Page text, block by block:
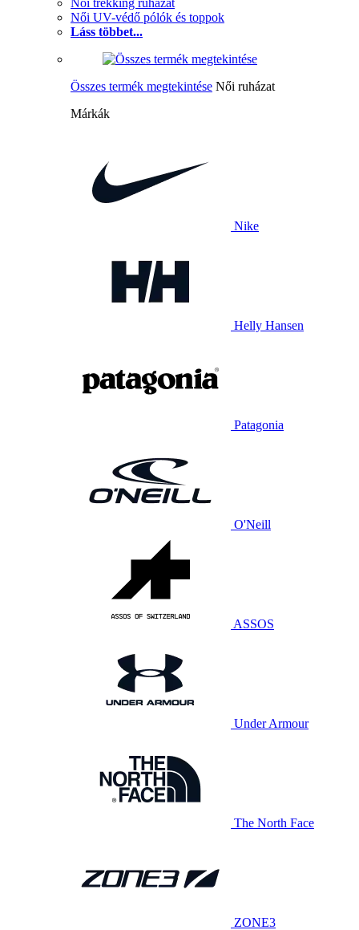
Női trekking ruházat
Női UV-védő pólók és toppok
Láss többet...
Összes termék megtekintése Női ruházat
Márkák
Nike
Helly Hansen
Patagonia
O'Neill
ASSOS
Under Armour
The North Face
ZONE3